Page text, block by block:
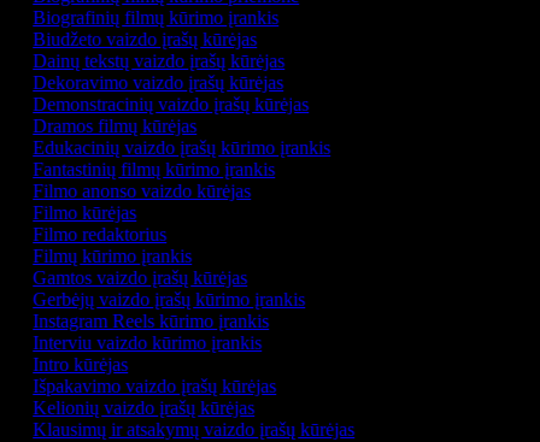
Biografinių filmų kūrimo įrankis
Biudžeto vaizdo įrašų kūrėjas
Dainų tekstų vaizdo įrašų kūrėjas
Dekoravimo vaizdo įrašų kūrėjas
Demonstracinių vaizdo įrašų kūrėjas
Dramos filmų kūrėjas
Edukacinių vaizdo įrašų kūrimo įrankis
Fantastinių filmų kūrimo įrankis
Filmo anonso vaizdo kūrėjas
Filmo kūrėjas
Filmo redaktorius
Filmų kūrimo įrankis
Gamtos vaizdo įrašų kūrėjas
Gerbėjų vaizdo įrašų kūrimo įrankis
Instagram Reels kūrimo įrankis
Interviu vaizdo kūrimo įrankis
Intro kūrėjas
Išpakavimo vaizdo įrašų kūrėjas
Kelionių vaizdo įrašų kūrėjas
Klausimų ir atsakymų vaizdo įrašų kūrėjas